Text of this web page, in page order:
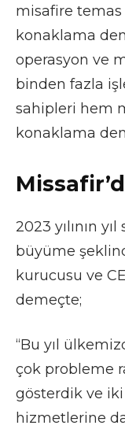
misafire
konaklama
operasyon ve
binden fazla
sahipleri hem
konaklama
2023 yılının
büyüme
kurucusu ve
demeçte;
“Bu yıl
çok probleme
gösterdik ve
hizmetlerine